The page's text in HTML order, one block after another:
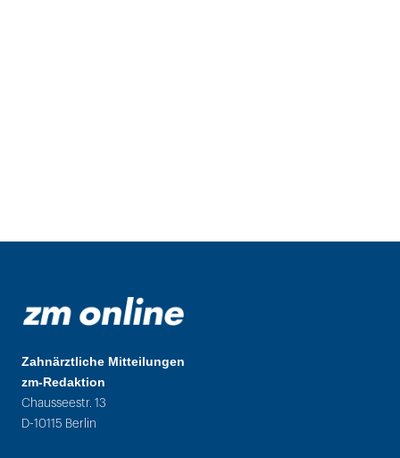
Zahnärztliche Mitteilungen
zm-Redaktion
Chausseestr. 13
D-10115 Berlin